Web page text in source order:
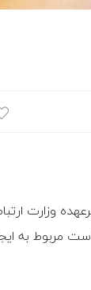
وزارت
مربوط به